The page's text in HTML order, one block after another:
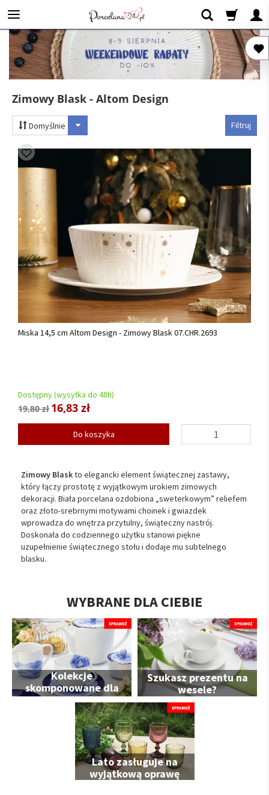
Zimowy Blask - Altom Design
Filtruj
Domyślnie
Miska 14,5 cm Altom Design - Zimowy Blask 07.CHR.2693
Dostępny (wysyłka do 48h)
19,80 zł 16,83 zł
Do koszyka
Zimowy Blaskto elegancki element świątecznej zastawy,
który łączy prostotę z wyjątkowym urokiem zimowych
dekoracji. Biała porcelana ozdobiona „sweterkowym” reliefem
oraz złoto-srebrnymi motywami choinek i gwiazdek
wprowadza do wnętrza przytulny, świąteczny nastrój.
Doskonała do codziennego użytku stanowi piękne
uzupełnienie świątecznego stołu i dodaje mu subtelnego
blasku.
WYBRANE DLA CIEBIE
Kolekcje
skomponowane dla
Ciebie
Szukasz prezentu na
wesele?
Lato zasługuje na
wyjątkową oprawę